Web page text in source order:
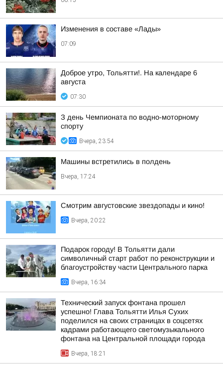
Изменения в составе «Лады»
07:09
Доброе утро, Тольятти!. На календаре 6
августа
07:30
З день Чемпионата по водно-моторному
спорту
Вчера, 23:54
Машины встретились в полдень
Вчера, 17:24
Смотрим августовские звездопады и кино!
Вчера, 20:22
Подарок городу! В Тольятти дали
символичный старт работ по реконструкции и
благоустройству части Центрального парка
Вчера, 16:34
Технический запуск фонтана прошел
успешно! Глава Тольятти Илья Сухих
поделился на своих страницах в соцсетях
кадрами работающего светомузыкального
фонтана на Центральной площади города
Вчера, 18:21